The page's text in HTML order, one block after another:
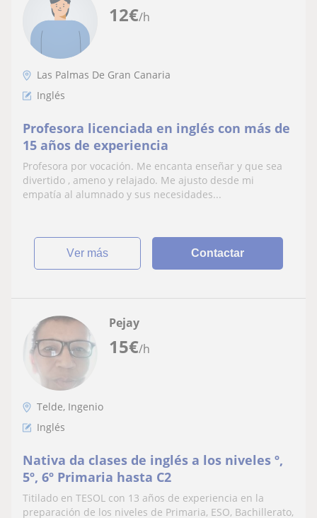
12€/h
Las Palmas De Gran Canaria
Inglés
Profesora licenciada en inglés con más de
15 años de experiencia
Profesora por vocación. Me encanta enseñar y que sea
divertido , ameno y relajado. Me ajusto desde mi
empatía al alumnado y sus necesidades...
ver más Contactar
15€/h
Pejay
Telde, Ingenio
Inglés
Nativa da clases de inglés a los niveles º,
5º, 6º Primaria hasta C2
Titilado en TESOL con 13 años de experiencia en la
preparación de los niveles de Primaria, ESO, Bachillerato,